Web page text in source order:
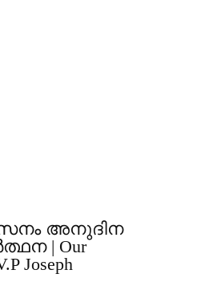
അനുദിന
| Our
Joseph